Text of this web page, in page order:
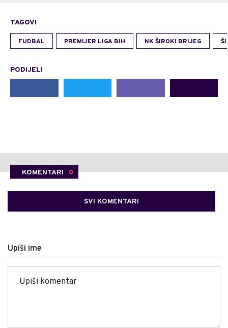
TAGOVI
FUDBAL PREMIJER LIGA BIH NK ŠIROKI BRIJEG
PODIJELI
KOMENTARI 0
SVI KOMENTARI
Upiši ime